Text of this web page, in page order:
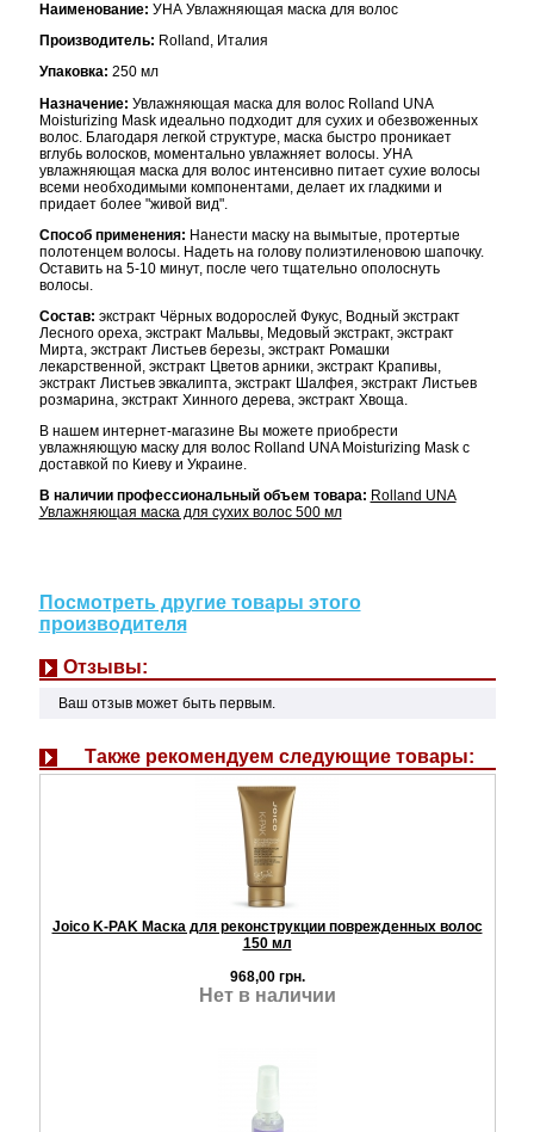
Наименование: УНА Увлажняющая маска для волос
Производитель: Rolland, Италия
Упаковка: 250 мл
Назначение: Увлажняющая маска для волос Rolland UNA
Moisturizing Mask идеально подходит для сухих и обезвоженных
волос. Благодаря легкой структуре, маска быстро проникает
вглубь волосков, моментально увлажняет волосы. УНА
увлажняющая маска для волос интенсивно питает сухие волосы
всеми необходимыми компонентами, делает их гладкими и
придает более "живой вид".
Способ применения: Нанести маску на вымытые, протертые
полотенцем волосы. Надеть на голову полиэтиленовою шапочку.
Оставить на 5-10 минут, после чего тщательно ополоснуть
волосы.
Состав: экстракт Чёрных водорослей Фукус, Водный экстракт
Лесного ореха, экстракт Мальвы, Медовый экстракт, экстракт
Мирта, экстракт Листьев березы, экстракт Ромашки
лекарственной, экстракт Цветов арники, экстракт Крапивы,
экстракт Листьев эвкалипта, экстракт Шалфея, экстракт Листьев
розмарина, экстракт Хинного дерева, экстракт Хвоща.
В нашем интернет-магазине Вы можете приобрести
увлажняющую маску для волос Rolland UNA Moisturizing Mask с
доставкой по Киеву и Украине.
В наличии профессиональный объем товара: Rolland UNA
Увлажняющая маска для сухих волос 500 мл
Посмотреть другие товары этого
производителя
Отзывы:
Ваш отзыв может быть первым.
Также рекомендуем следующие товары:
Joico K-PAK Маска для реконструкции поврежденных волос
150 мл
968,00 грн.
Нет в наличии